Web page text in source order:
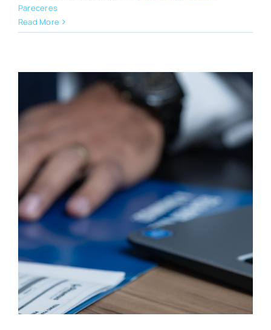
Pareceres
Read More